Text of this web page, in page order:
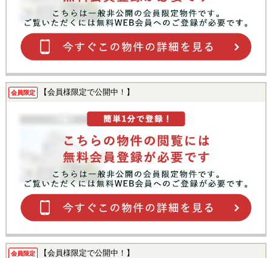
会員限定 【会員様限定で公開中！】
会員限定 【会員様限定で公開中！】